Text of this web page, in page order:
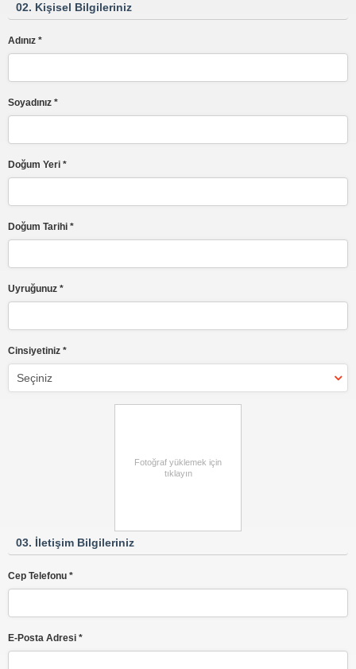
02. Kişisel Bilgileriniz
Adınız *
Soyadınız *
Doğum Yeri *
Doğum Tarihi *
Uyruğunuz *
Cinsiyetiniz *
Fotoğraf yüklemek için
tıklayın
03. İletişim Bilgileriniz
Cep Telefonu *
E-Posta Adresi *